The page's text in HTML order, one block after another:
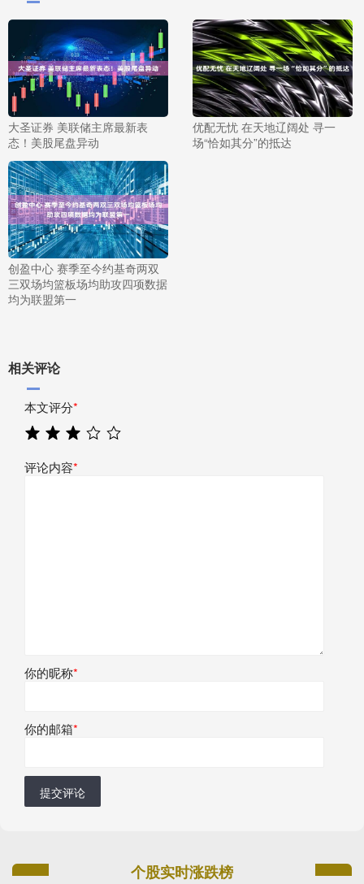
大圣证券 美联储主席最新表
态！美股尾盘异动
优配无忧 在天地辽阔处 寻一
场“恰如其分”的抵达
创盈中心 赛季至今约基奇两双
三双场均篮板场均助攻四项数据
均为联盟第一
相关评论
本文评分*
评论内容*
你的昵称*
你的邮箱*
提交评论
个股实时涨跌榜